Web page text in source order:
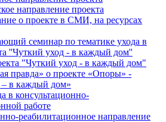
направление проекта
о проекте в СМИ, на ресурсах
семинар по тематике ухода в
''Чуткий уход - в каждый дом''
"Чуткий уход - в каждый дом"
правда» о проекте «Опоры» -
– в каждый дом»
в консультационно-
работе
реабилитационное направление